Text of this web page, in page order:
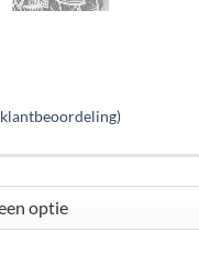
klantbeoordeling)